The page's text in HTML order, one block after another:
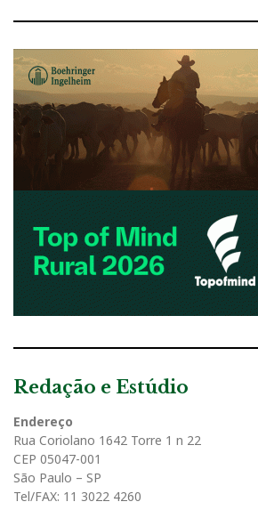
Redação e Estúdio
Endereço
Rua Coriolano 1642 Torre 1 n 22
CEP 05047-001
São Paulo – SP
Tel/FAX: 11 3022 4260